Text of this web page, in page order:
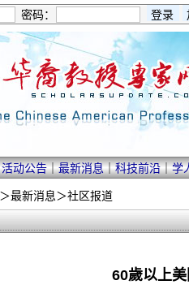
密码：
活动公告｜最新消息｜科技前沿｜学
＞最新消息＞社区报道
60歲以上